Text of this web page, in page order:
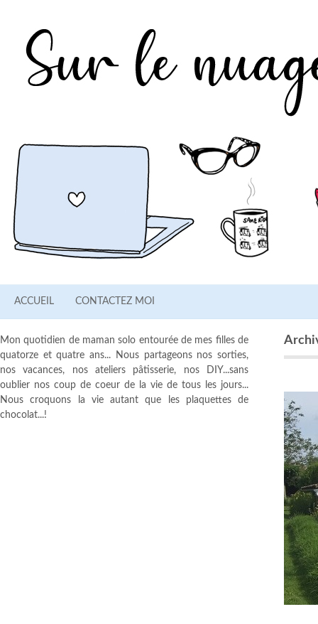
ACCUEIL CONTACTEZ MOI
Mon quotidien de maman solo entourée de mes filles de
quatorze et quatre ans... Nous partageons nos sorties,
nos vacances, nos ateliers pâtisserie, nos DIY...sans
oublier nos coup de coeur de la vie de tous les jours...
Nous croquons la vie autant que les plaquettes de
chocolat...!